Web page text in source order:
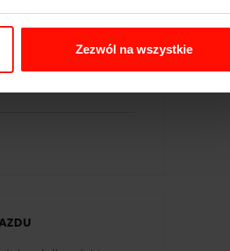
Zezwól na wszystkie